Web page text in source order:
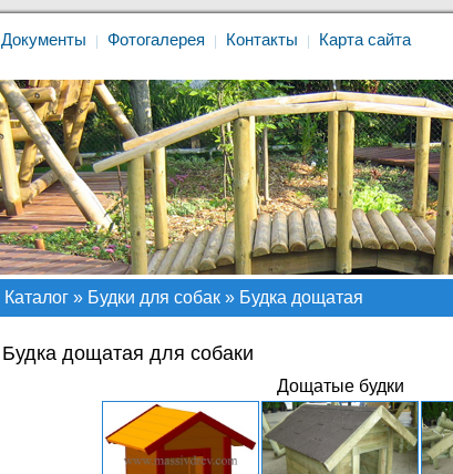
Документы Фотогалерея Контакты Карта сайта
Каталог » Будки для собак » Будка дощатая
Будка дощатая для собаки
Дощатые будки